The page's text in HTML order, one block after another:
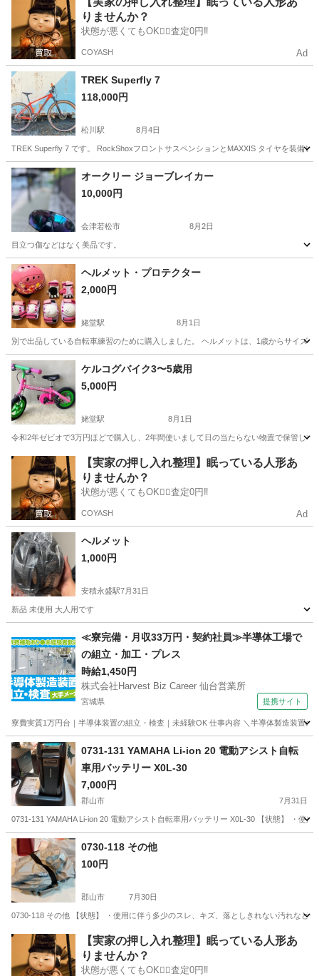
りませんか？
状態が悪くてもOK🙆‍♀️査定0円‼️
COYASH Ad
TREK Superfly 7
118,000円
松川駅 8月4日
TREK Superfly 7 です。 RockShoxフロントサスペンションとMAXXIS タイヤを装備
福島 福島市 松川駅 クロスバイク
オークリー ジョーブレイカー
10,000円
会津若松市 8月2日
目立つ傷などはなく美品です。
福島 会津若松市 ロードバイク
ヘルメット・プロテクター
2,000円
姥堂駅 8月1日
別で出品している自転車練習のために購入しました。 ヘルメットは、1歳からサイズ
福島 喜多方市 姥堂駅 自転車 ヘルメット
ケルコグバイク3〜5歳用
5,000円
姥堂駅 8月1日
令和2年ゼビオで3万円ほどで購入し、2年間使いまして日の当たらない物置で保管し
福島 喜多方市 姥堂駅 その他 ストライダー
【実家の押し入れ整理】眠っている人形あ
りませんか？
状態が悪くてもOK🙆‍♀️査定0円‼️
COYASH Ad
ヘルメット
1,000円
安積永盛駅7月31日
新品 未使用 大人用です
安積永盛駅 自転車
≪寮完備・月収33万円・契約社員≫半導体工場で
の組立・加工・プレス
時給1,450円
株式会社Harvest Biz Career 仙台営業所
宮城県 提携サイト
寮費実質1万円台｜半導体装置の組立・検査｜未経験OK 仕事内容 ＼半導体製造装置
宮城 その他
0731-131 YAMAHA Li-ion 20 電動アシスト自転
車用バッテリー X0L-30
7,000円
郡山市 7月31日
0731-131 YAMAHA Li-ion 20 電動アシスト自転車用バッテリー X0L-30 【状態】 ・使
福島 郡山市 電動アシスト自転車
0730-118 その他
100円
郡山市 7月30日
0730-118 その他 【状態】 ・使用に伴う多少のスレ、キズ、落としきれない汚れな
福島 郡山市 その他 現地
【実家の押し入れ整理】眠っている人形あ
りませんか？
状態が悪くてもOK🙆‍♀️査定0円‼️